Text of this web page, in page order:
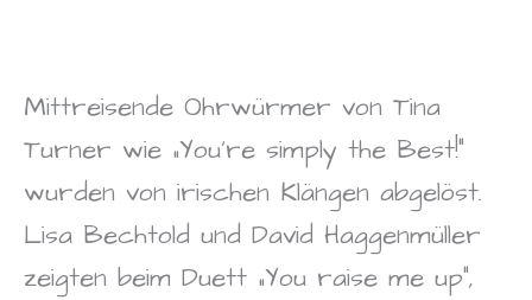
Mittreisende Ohrwürmer von Tina
Turner wie „You’re simply the Best!“
wurden von irischen Klängen abgelöst.
Lisa Bechtold und David Haggenmüller
zeigten beim Duett „You raise me up“,